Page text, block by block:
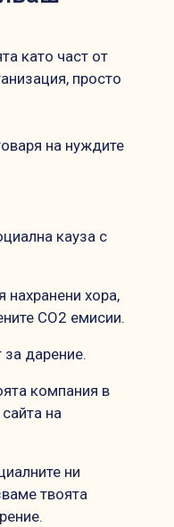
като част от
просто
на нуждите
кауза с
нахранени хора,
CO2 емисии.
дарение.
компания в
на
ни
твоята